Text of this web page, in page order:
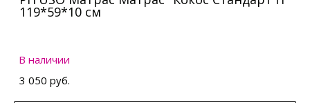
119*59*10 см
В наличии
3 050 руб.